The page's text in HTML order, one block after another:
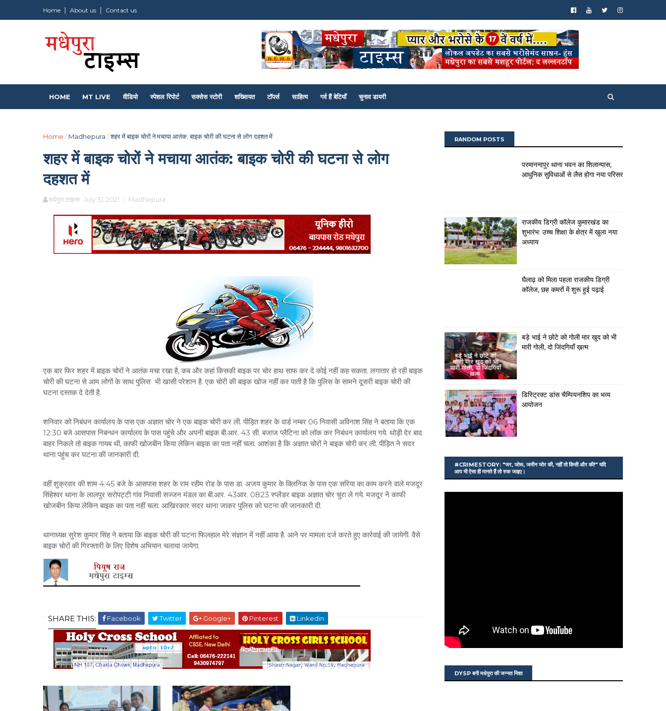
Home About us Contact us
HOME MT LIVE वीडियो स्पेशल रिपोर्ट सक्सेस स्टोरी शख्सियत टॉपर्स साहित्य गर्व हैं बेटियाँ चुनाव डायरी
Home / Madhepura /शहर में बाइक चोरों ने मचाया आतंक: बाइक चोरी की घटना से लोग दहशत में
शहर में बाइक चोरों ने मचाया आतंक: बाइक चोरी की घटना से लोग
दहशत में
मधेपुरा टाइम्स July 31, 2021 - Madhepura
एक बार फिर शहर में बाइक चोरों ने आतंक मचा रखा है, कब और कहां किसकी बाइक पर चोर हाथ साफ कर दे कोई नहीं कह सकता. लगातार हो रही बाइक
चोरी की घटना से आम लोगों के साथ पुलिस भी खासी परेशान है. एक चोरी की बाइक खोज नहीं कर पाती है कि पुलिस के सामने दूसरी बाइक चोरी की
घटना दस्तक दे देती है.
शनिवार को निबंधन कार्यालय के पास एक अज्ञात चोर ने एक बाइक चोरी कर ली. पीड़ित शहर के वार्ड नम्बर 06 निवासी अविनाश सिंह ने बताया कि एक
12:30 बजे आसपास निबन्धन कार्यालय के पास पहुंचे और अपनी बाइक बी.आर. 43 सी. बजाज प्लैटिना को लॉक कर निबंधन कार्यालय गये. थोड़ी देर बाद
बाहर निकले तो बाइक गायब थी, काफी खोजबीन किया लेकिन बाइक का पता नहीं चला. आशंका है कि अज्ञात चोरों ने बाइक चोरी कर ली. पीड़ित ने सदर
थाना पहुंच कर घटना की जानकारी दी.
वहीं शुक्रवार की शाम 4:45 बजे के आसपास शहर के राम रहीम रोड के पास डा. अजय कुमार के क्लिनिक के पास एक सरिया का काम करने वाले मजदूर
सिंहेश्वर थाना के लालपुर सरोपट्टी गांव निवासी सज्जन मंडल का बी.आर. 43आर. 0823 स्प्लेंडर बाइक अज्ञात चोर चुरा ले गये. मजदूर ने काफी
खोजबीन किया लेकिन बाइक का पता नहीं चला. आखिरकार सदर थाना जाकर पुलिस को घटना की जानकारी दी.
थानाध्यक्ष सुरेश कुमार सिंह ने बताया कि बाइक चोरी की घटना फिलहाल मेरे संज्ञान में नहीं आया है. आने पर मामला दर्ज करते हुए कार्रवाई की जायेगी. वैसे
बाइक चोरों की गिरफ्तारी के लिए विशेष अभियान चलाया जायेगा.
SHARE THIS: Facebook Twitter Google+ Pinterest Linkedin
RANDOM POSTS
परमानन्दपुर थाना भवन का शिलान्यास,
आधुनिक सुविधाओं से लैस होगा नया परिसर
राजकीय डिग्री कॉलेज कुमारखंड का
शुभारंभ: उच्च शिक्षा के क्षेत्र में खुला नया
अध्याय
घैलाढ़ को मिला पहला राजकीय डिग्री
कॉलेज, छह कमरों में शुरू हुई पढ़ाई
बड़े भाई ने छोटे को गोली मार खुद को भी
मारी गोली, दो जिंदगियाँ ख़त्म
डिस्ट्रिक्ट डांस चैम्पियनशिप का भव्य
आयोजन
#CRIMESTORY: "जर, जोरू, जमीन जोर की, नहीं तो किसी और की!" यदि
आप भी ऐसा ही मानते हैं तो रुक जाइए।
DYSP बनी मधेपुरा की जन्नत निशा